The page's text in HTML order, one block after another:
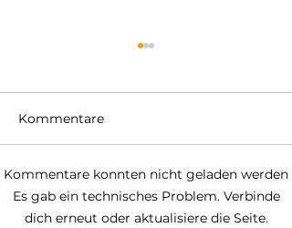
Frühling heißt bei
ELPIDA: Die vierte
Kommentare
Kommentare konnten nicht geladen werden
Es gab ein technisches Problem. Verbinde
dich erneut oder aktualisiere die Seite.